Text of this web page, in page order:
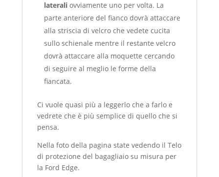
lateraliovviamente uno per volta. La
parte anteriore del fianco dovrà attaccare
alla striscia di velcro che vedete cucita
sullo schienale mentre il restante velcro
dovrà attaccare alla moquette cercando
di seguire al meglio le forme della
fiancata.
Ci vuole quasi più a leggerlo che a farlo e
vedrete che è più semplice di quello che si
pensa.
Nella foto della pagina state vedendo il Telo
di protezione del bagagliaio su misura per
la Ford Edge.